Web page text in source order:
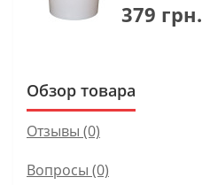
379 грн.
Обзор товара
Отзывы (0)
Вопросы (0)